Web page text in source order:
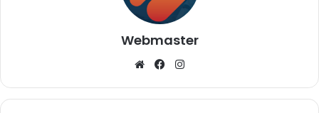
Webmaster
WebsiteFacebook